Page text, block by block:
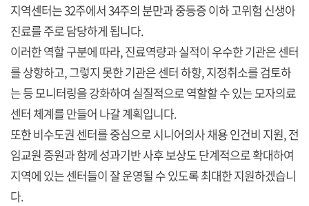
지역센터는 32주에서 34주의 분만과 중등증 이하 고위험 신생아
진료를 주로 담당하게 됩니다.
이러한 역할 구분에 따라, 진료역량과 실적이 우수한 기관은 센터
를 상향하고, 그렇지 못한 기관은 센터 하향, 지정취소를 검토하
는 등 모니터링을 강화하여 실질적으로 역할할 수 있는 모자의료
센터 체계를 만들어 나갈 계획입니다.
또한 비수도권 센터를 중심으로 시니어의사 채용 인건비 지원, 전
임교원 증원과 함께 성과기반 사후 보상도 단계적으로 확대하여
지역에 있는 센터들이 잘 운영될 수 있도록 최대한 지원하겠습니
다.